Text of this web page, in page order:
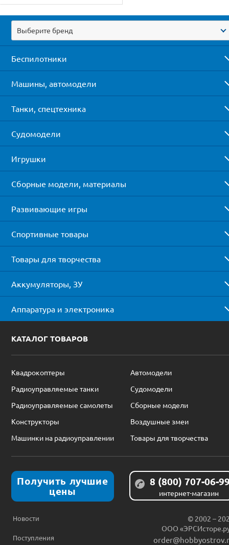
Выберите бренд
Беспилотники
Машины, автомодели
Танки, спецтехника
Судомодели
Игрушки
Сборные модели, материалы
Развивающие игры
Спортивные товары
Товары для творчества
Аккумуляторы, ЗУ
Аппаратура и электроника
КАТАЛОГ ТОВАРОВ
Квадрокоптеры
Автомодели
Радиоуправляемые танки
Судомодели
Радиоуправляемые самолеты
Сборные модели
Конструкторы
Воздушные змеи
Машинки на радиоуправлении
Товары для творчества
Получить лучшие
цены
8 (800) 707-06-
интернет-магазин
Новости
Поступления
© 2002 –
ООО